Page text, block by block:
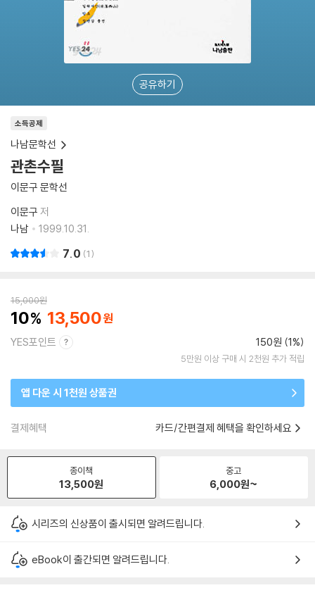
공유하기
소득공제
나남문학선
관촌수필
이문구 문학선
이문구 저
나남
1999.10.31.
7.0 1
15,000원
10 13,500
YES포인트 150원 (1%)
5만원 이상 구매 시 2천원 추가 적립
앱 다운 시 1천원 상품권
결제혜택 카드/간편결제 혜택을 확인하세요
종이책
13,500원
중고
6,000원~
시리즈의 신상품이 출시되면 알려드립니다.
eBook이 출간되면 알려드립니다.